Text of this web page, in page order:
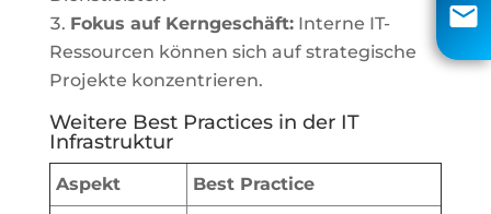
Fokus auf Kerngeschäft:Interne IT-
Ressourcen können sich auf strategische
Projekte konzentrieren.
Weitere Best Practices in der IT
Infrastruktur
Aspekt Best Practice
info@aci-edv.de
Rückruf